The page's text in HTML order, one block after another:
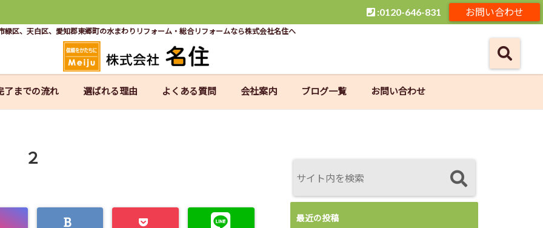
お問い合わせ
:0120-646-831
緑区、天白区、愛知郡東郷町の水まわりリフォーム・総合リフォームなら株式会社名住へ
了までの流れ 選ばれる理由 よくある質問 会社案内 ブログ一覧 お問い合わせ
２
最近の投稿